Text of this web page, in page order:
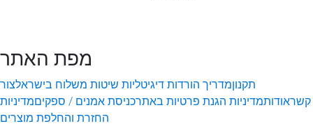
מפת האתר
תקנוןמדריך הורדות דיגיטליות שיטות משלוח בישראלצור
קשראודותמדיניות הגנת פרטיות באתרכניסת אמנים / ספקיםמדיניות
החזרת והחלפת מוצרים